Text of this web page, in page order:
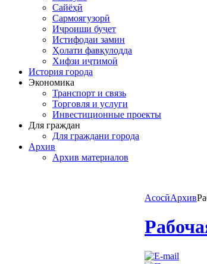
Сайёҳӣ
Сармоягузорӣ
Иҷроиши буҷет
Истифодаи замин
Ҳолати фавқулодда
Хифзи иҷтимоӣ
История города
Экономика
Транспорт и связь
Торговля и услуги
Инвестиционные проекты
Для граждан
Для граждани города
Архив
Архив материалов
АсосӣАрхив